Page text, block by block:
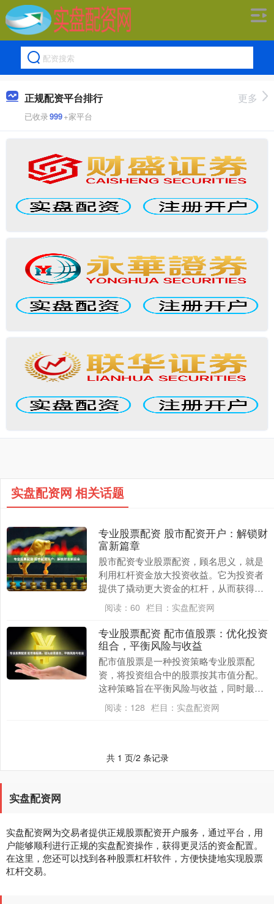
正规配资平台排行
已收录999+家平台
更多
实盘配资网 相关话题
专业股票配资 股市配资开户：解锁财
富新篇章
股市配资专业股票配资，顾名思义，就是
利用杠杆资金放大投资收益。它为投资者
提供了撬动更大资金的杠杆，从而获得更
高的潜在回报。 * **放大收益潜力：**杠杆
效应可....
阅读： 60 栏目： 实盘配资网
专业股票配资 配市值股票：优化投资
组合，平衡风险与收益
配市值股票是一种投资策略专业股票配
资，将投资组合中的股票按其市值分配。
这种策略旨在平衡风险与收益，同时最大
化长期回报。 * **放大投资回报：**杠杆效
应可以显....
阅读： 128 栏目： 实盘配资网
共 1 页/2 条记录
实盘配资网
实盘配资网为交易者提供正规股票配资开户服务，通过平台，用
户能够顺利进行正规的实盘配资操作，获得更灵活的资金配置。
在这里，您还可以找到各种股票杠杆软件，方便快捷地实现股票
杠杆交易。